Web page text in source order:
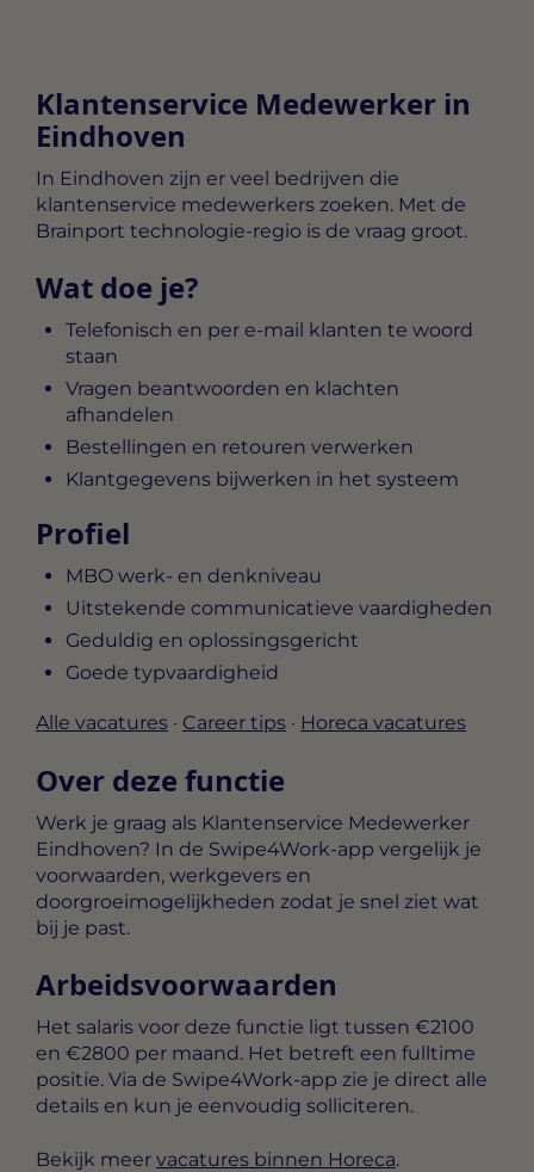
Klantenservice Medewerker in
Eindhoven
In Eindhoven zijn er veel bedrijven die
klantenservice medewerkers zoeken. Met de
Brainport technologie-regio is de vraag groot.
Wat doe je?
Telefonisch en per e-mail klanten te woord
staan
Vragen beantwoorden en klachten
afhandelen
Bestellingen en retouren verwerken
Klantgegevens bijwerken in het systeem
Profiel
MBO werk- en denkniveau
Uitstekende communicatieve vaardigheden
Geduldig en oplossingsgericht
Goede typvaardigheid
Alle vacatures · Career tips · Horeca vacatures
Over deze functie
Werk je graag als Klantenservice Medewerker
Eindhoven? In de Swipe4Work-app vergelijk je
voorwaarden, werkgevers en
doorgroeimogelijkheden zodat je snel ziet wat
bij je past.
Arbeidsvoorwaarden
Het salaris voor deze functie ligt tussen €2100
en €2800 per maand . Het betreft een fulltime
positie. Via de Swipe4Work-app zie je direct alle
details en kun je eenvoudig solliciteren.
Bekijk meer vacatures binnen Horeca.